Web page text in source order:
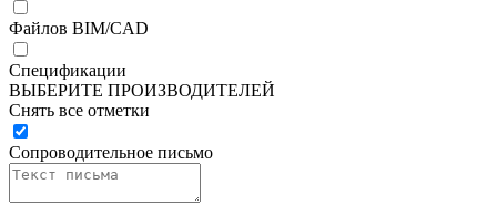
Файлов BIM/CAD
Спецификации
ВЫБЕРИТЕ ПРОИЗВОДИТЕЛЕЙ
Снять все отметки
Сопроводительное письмо